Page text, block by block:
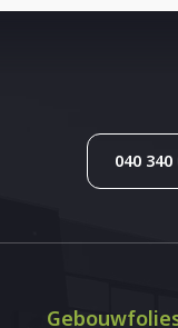
040 340